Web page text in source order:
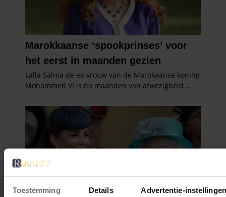
Toestemming Details Advertentie-instellingen